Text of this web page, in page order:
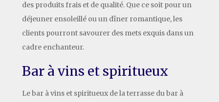
des produits frais et de qualité. Que ce soit pour un
déjeuner ensoleillé ou un dîner romantique, les
clients pourront savourer des mets exquis dans un
cadre enchanteur.
Bar à vins et spiritueux
Le bar à vins et spiritueux de la terrasse du bar à